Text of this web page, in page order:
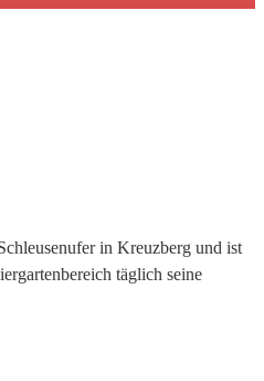
in Kreuzberg und ist
täglich seine